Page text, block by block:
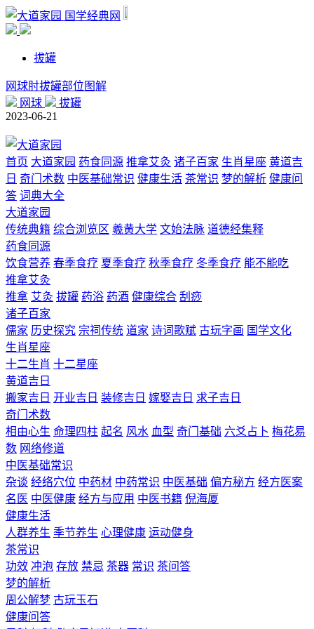
国学经典网
拔罐
网球肘拔罐部位图解
网球
拔罐
2023-06-21
首页 大道家园 药食同源 推拿艾灸 诸子百家 生肖星座 黄道吉
日 奇门术数 中医基础常识 健康生活 茶常识 梦的解析 健康问
答 词典大全
大道家园
传统典籍 综合浏览区 羲黄大学 文始法脉 道德经集释
药食同源
饮食营养 春季食疗 夏季食疗 秋季食疗 冬季食疗 能不能吃
推拿艾灸
推拿 艾灸 拔罐 药浴 药酒 健康综合 刮痧
诸子百家
儒家 历史探究 宗祠传统 道家 诗词歌赋 古玩字画 国学文化
生肖星座
十二生肖 十二星座
黄道吉日
搬家吉日 开业吉日 装修吉日 嫁娶吉日 求子吉日
奇门术数
相由心生 命理四柱 起名 风水 血型 奇门基础 六爻占卜 梅花易
数 网络修道
中医基础常识
杂谈 经络穴位 中药材 中药常识 中医基础 偏方秘方 经方医案
名医 中医健康 经方与应用 中医书籍 倪海厦
健康生活
人群养生 季节养生 心理健康 运动健身
茶常识
功效 冲泡 存放 禁忌 茶器 常识 茶问答
梦的解析
周公解梦 古玩玉石
健康问答